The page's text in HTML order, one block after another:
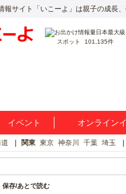
報サイト「いこーよ」は親子の成長
スポット 101,135件
イベント オンライン
関東 東京 神奈川 千葉 埼玉
保存/あとで読む